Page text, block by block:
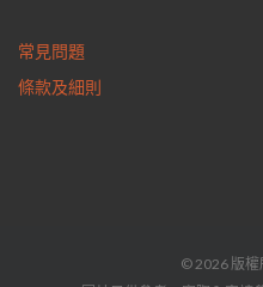
常見問題
條款及細則
© 2026 版權